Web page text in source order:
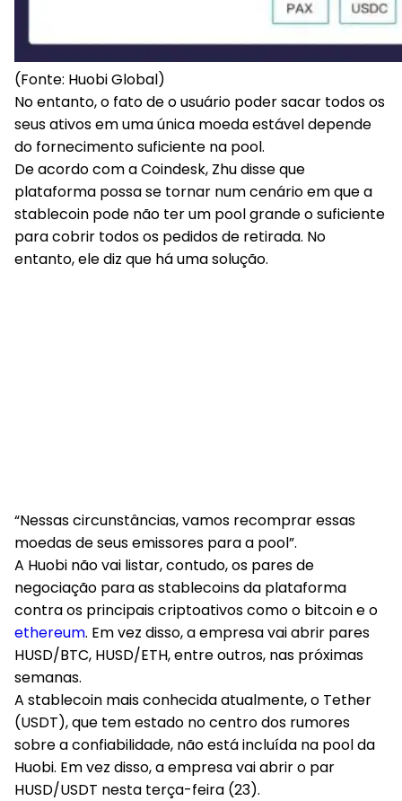
(Fonte: Huobi Global)
No entanto, o fato de o usuário poder sacar todos os
seus ativos em uma única moeda estável depende
do fornecimento suficiente na pool.
De acordo com a Coindesk, Zhu disse que
plataforma possa se tornar num cenário em que a
stablecoin pode não ter um pool grande o suficiente
para cobrir todos os pedidos de retirada. No
entanto, ele diz que há uma solução.
“Nessas circunstâncias, vamos recomprar essas
moedas de seus emissores para a pool”.
A Huobi não vai listar, contudo, os pares de
negociação para as stablecoins da plataforma
contra os principais criptoativos como o bitcoin e o
ethereum. Em vez disso, a empresa vai abrir pares
HUSD/BTC, HUSD/ETH, entre outros, nas próximas
semanas.
A stablecoin mais conhecida atualmente, o Tether
(USDT), que tem estado no centro dos rumores
sobre a confiabilidade, não está incluída na pool da
Huobi. Em vez disso, a empresa vai abrir o par
HUSD/USDT nesta terça-feira (23).